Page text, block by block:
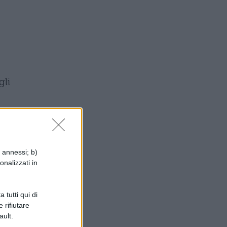
b)
in
tutti qui di
rifiutare